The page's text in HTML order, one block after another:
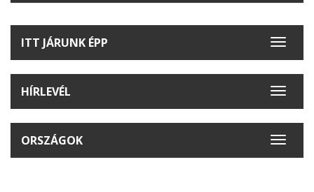
Toggle
ITT JÁRUNK ÉPP
Toggle
HÍRLEVÉL
Toggle
ORSZÁGOK